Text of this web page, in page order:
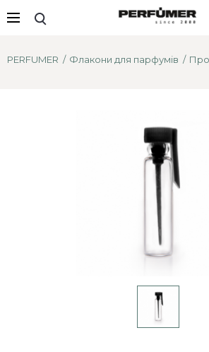
PERFUMER Флакони для парфумів